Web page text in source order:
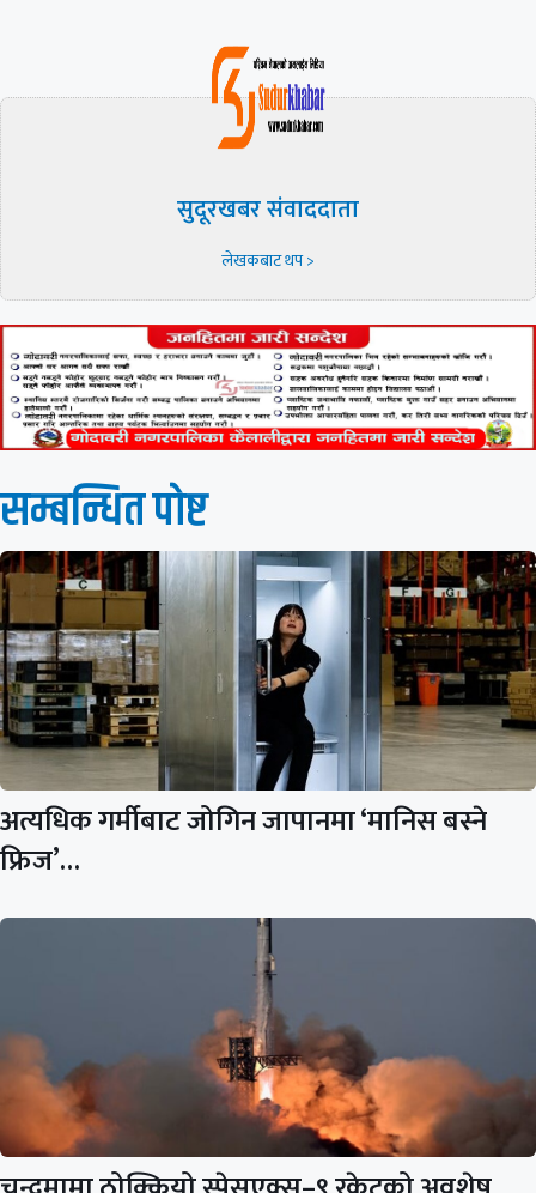
सुदूरखबर संवाददाता
लेखकबाट थप >
सम्बन्धित पाेष्ट
अत्यधिक गर्मीबाट जोगिन जापानमा ‘मानिस बस्ने
फ्रिज’…